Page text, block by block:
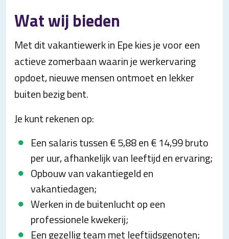
Wat wij bieden
Met dit vakantiewerk in Epe kies je voor een
actieve zomerbaan waarin je werkervaring
opdoet, nieuwe mensen ontmoet en lekker
buiten bezig bent.
Je kunt rekenen op:
Een salaris tussen € 5,88 en € 14,99 bruto
per uur, afhankelijk van leeftijd en ervaring;
Opbouw van vakantiegeld en
vakantiedagen;
Werken in de buitenlucht op een
professionele kwekerij;
Een gezellig team met leeftijdsgenoten;